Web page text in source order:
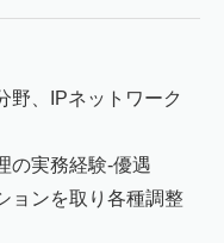
野、IPネットワーク
の実務経験-優遇
ョンを取り各種調整